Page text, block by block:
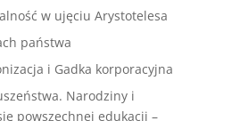
w ujęciu Arystotelesa
państwa
i Gadka korporacyjna
Narodziny i
powszechnej edukacji –